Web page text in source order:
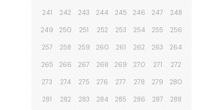
241 242 243 244 245 246 247 248
249 250 251 252 253 254 255 256
257 258 259 260 261 262 263 264
265 266 267 268 269 270 271 272
273 274 275 276 277 278 279 280
281 282 283 284 285 286 287 288